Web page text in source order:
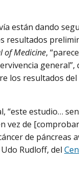
están dando
resultados
of Medicine,
los resultados
“este estudio…
vez de
de páncreas
Rudloff, del